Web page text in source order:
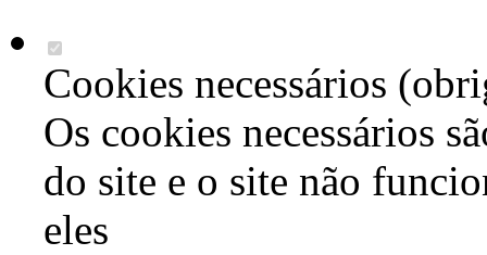
Cookies necessários
Os cookies necessários
do site e o site não
eles